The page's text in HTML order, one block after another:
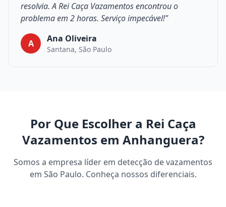
resolvia. A Rei Caça Vazamentos encontrou o
problema em 2 horas. Serviço impecável!"
A Ana Oliveira
Santana, São Paulo
Por Que Escolher a Rei Caça
Vazamentos em Anhanguera?
Somos a empresa líder em detecção de vazamentos
em São Paulo. Conheça nossos diferenciais.